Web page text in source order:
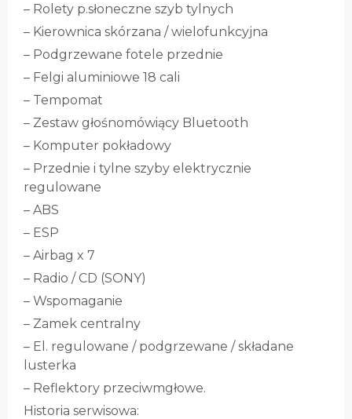
– Rolety p.słoneczne szyb tylnych
– Kierownica skórzana / wielofunkcyjna
– Podgrzewane fotele przednie
– Felgi aluminiowe 18 cali
– Tempomat
– Zestaw głośnomówiący Bluetooth
– Komputer pokładowy
– Przednie i tylne szyby elektrycznie
regulowane
– ABS
– ESP
– Airbag x 7
– Radio / CD (SONY)
– Wspomaganie
– Zamek centralny
– El. regulowane / podgrzewane / składane
lusterka
– Reflektory przeciwmgłowe.
Historia serwisowa: